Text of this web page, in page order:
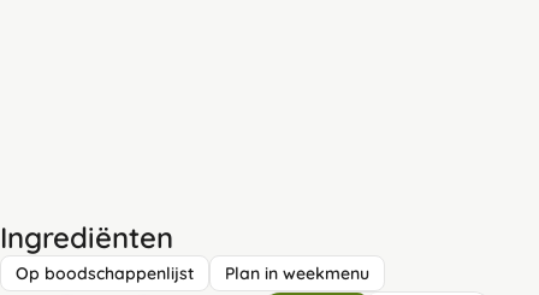
Ingrediënten
Op boodschappenlijst Plan in weekmenu